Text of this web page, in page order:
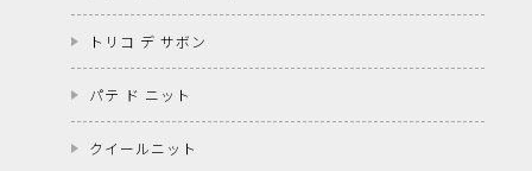
トリコ デ サボン
パテ ド ニット
クイールニット